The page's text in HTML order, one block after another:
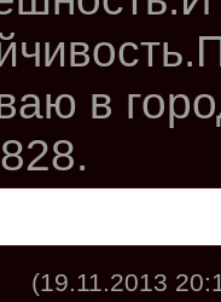
в
(19.11.2013